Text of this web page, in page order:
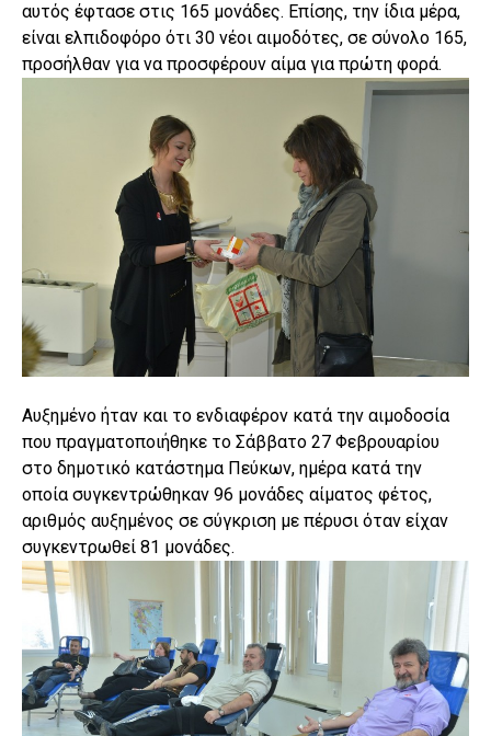
αυτός έφτασε στις 165 μονάδες. Επίσης, την ίδια μέρα,
είναι ελπιδοφόρο ότι 30 νέοι αιμοδότες, σε σύνολο 165,
προσήλθαν για να προσφέρουν αίμα για πρώτη φορά.
Αυξημένο ήταν και το ενδιαφέρον κατά την αιμοδοσία
που πραγματοποιήθηκε το Σάββατο 27 Φεβρουαρίου
στο δημοτικό κατάστημα Πεύκων, ημέρα κατά την
οποία συγκεντρώθηκαν 96 μονάδες αίματος φέτος,
αριθμός αυξημένος σε σύγκριση με πέρυσι όταν είχαν
συγκεντρωθεί 81 μονάδες.